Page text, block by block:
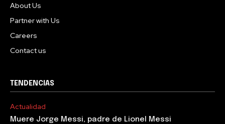
About Us
Partner with Us
Careers
Contact us
TENDENCIAS
Actualidad
Muere Jorge Messi, padre de Lionel Messi